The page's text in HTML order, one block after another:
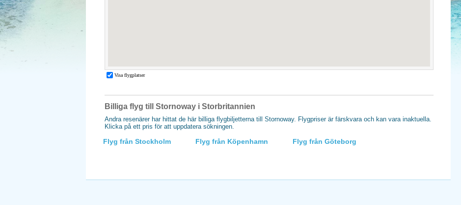
Billiga flyg till Stornoway i Storbritannien
Andra resenärer har hittat de här billiga flygbiljetterna till Stornoway. Flygpriser är färskvara och kan vara inaktuella.
Klicka på ett pris för att uppdatera sökningen.
Flyg från Stockholm Flyg från Köpenhamn Flyg från Göteborg